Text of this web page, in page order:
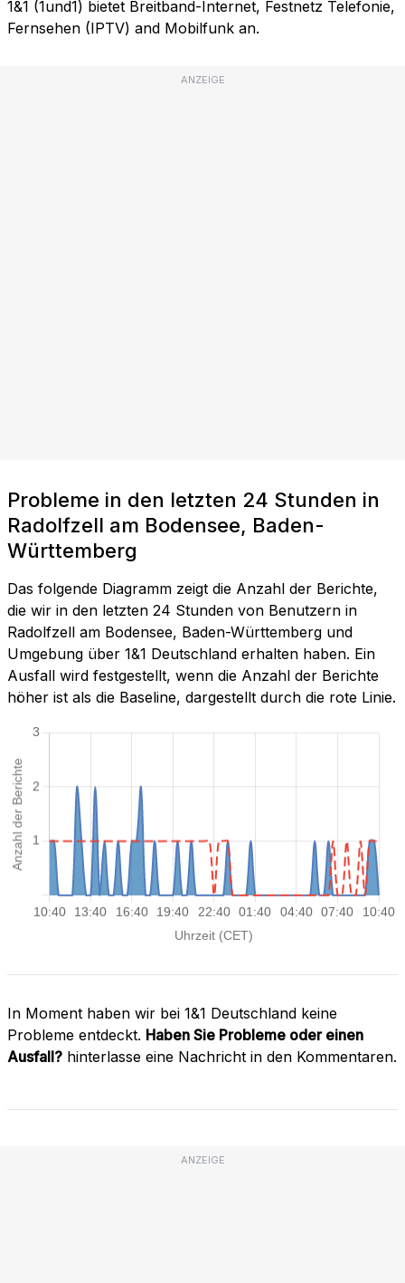
1&1 (1und1) bietet Breitband-Internet, Festnetz Telefonie,
Fernsehen (IPTV) and Mobilfunk an.
ANZEIGE
Probleme in den letzten 24 Stunden in
Radolfzell am Bodensee, Baden-
Württemberg
Das folgende Diagramm zeigt die Anzahl der Berichte,
die wir in den letzten 24 Stunden von Benutzern in
Radolfzell am Bodensee, Baden-Württemberg und
Umgebung über 1&1 Deutschland erhalten haben. Ein
Ausfall wird festgestellt, wenn die Anzahl der Berichte
höher ist als die Baseline, dargestellt durch die rote Linie.
In Moment haben wir bei 1&1 Deutschland keine
Probleme entdeckt. Haben Sie Probleme oder einen
Ausfall? hinterlasse eine Nachricht in den Kommentaren.
ANZEIGE